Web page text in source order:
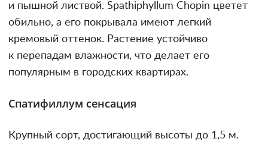
и пышной листвой. Spathiphyllum Chopin цветет
обильно, а его покрывала имеют легкий
кремовый оттенок. Растение устойчиво
к перепадам влажности, что делает его
популярным в городских квартирах.
Спатифиллум сенсация
Крупный сорт, достигающий высоты до 1,5 м.